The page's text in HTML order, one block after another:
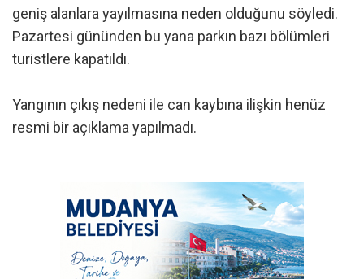
geniş alanlara yayılmasına neden olduğunu söyledi.
Pazartesi gününden bu yana parkın bazı bölümleri
turistlere kapatıldı.
Yangının çıkış nedeni ile can kaybına ilişkin henüz
resmi bir açıklama yapılmadı.